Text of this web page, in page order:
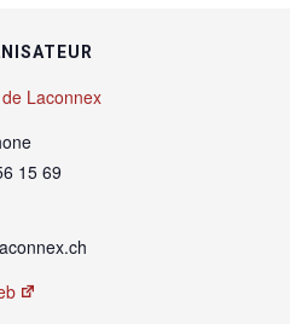
Laconnex
15 69